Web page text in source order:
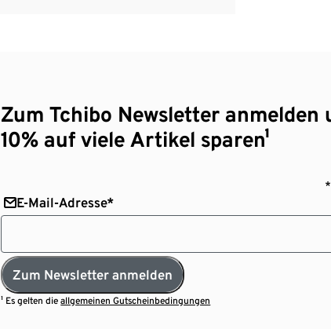
Zum Tchibo Newsletter anmelden
10% auf viele Artikel sparen¹
E-Mail-Adresse*
Zum Newsletter anmelden
¹ Es gelten dieallgemeinen Gutscheinbedingungen